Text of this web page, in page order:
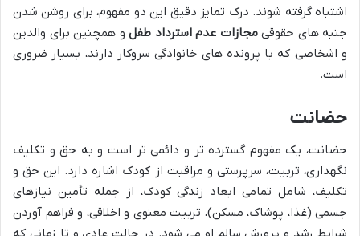
اشتباه گرفته شوند. درک تمایز دقیق این دو مفهوم، برای روشن شدن
جنبه های حقوقیمجازات عدم استرداد طفل و همچنین برای والدین
و اشخاصی که با پرونده های خانوادگی سروکار دارند، بسیار ضروری
است.
حضانت
حضانت، یک مفهوم گسترده تر و دائمی تر است و به حق و تکلیف
نگهداری، تربیت، سرپرستی و مراقبت از کودک اشاره دارد. این حق و
تکلیف، شامل تمامی ابعاد زندگی کودک، از جمله تأمین نیازهای
جسمی (غذا، پوشاک، مسکن)، تربیت معنوی و اخلاقی، و فراهم آوردن